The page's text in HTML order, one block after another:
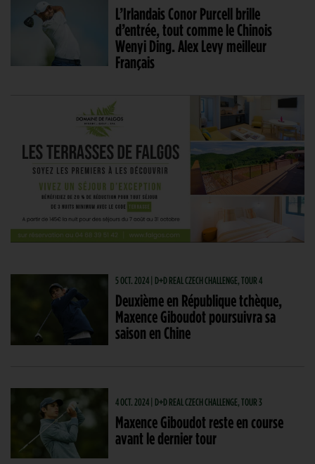
L’Irlandais Conor Purcell brille
d’entrée, tout comme le Chinois
Wenyi Ding. Alex Levy meilleur
Français
5 OCT. 2024 | D+D REAL CZECH CHALLENGE, TOUR 4
Deuxième en République tchèque,
Maxence Giboudot poursuivra sa
saison en Chine
4 OCT. 2024 | D+D REAL CZECH CHALLENGE, TOUR 3
Maxence Giboudot reste en course
avant le dernier tour